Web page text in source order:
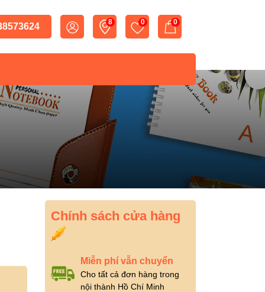
8 0 0
Chính sách cửa hàng
Miễn phí vẫn chuyển
Cho tất cả đơn hàng trong
nội thành Hồ Chí Minh